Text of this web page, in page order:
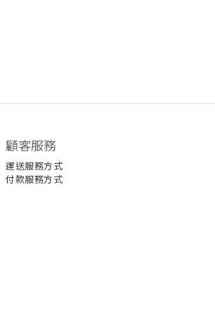
顧客服務
運送服務方式
付款服務方式